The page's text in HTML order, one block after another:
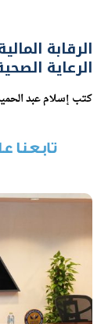
الرقابة
الرعاية
كتبإسلام عبد